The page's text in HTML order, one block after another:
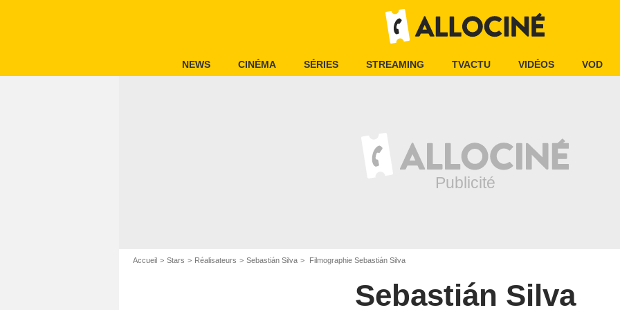
NEWS CINÉMA SÉRIES STREAMING TVACTU VIDÉOS VOD
Accueil Stars Réalisateurs Sebastián Silva Filmographie Sebastián Silva
Sebastián Silva